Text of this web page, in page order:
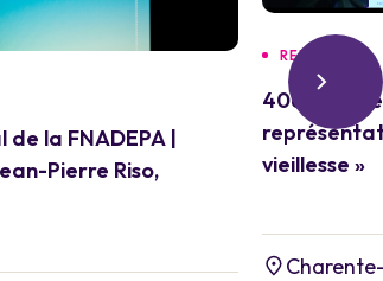
la FNADEPA |
Pierre Riso,
REPLAYS
40e
vieillesse »